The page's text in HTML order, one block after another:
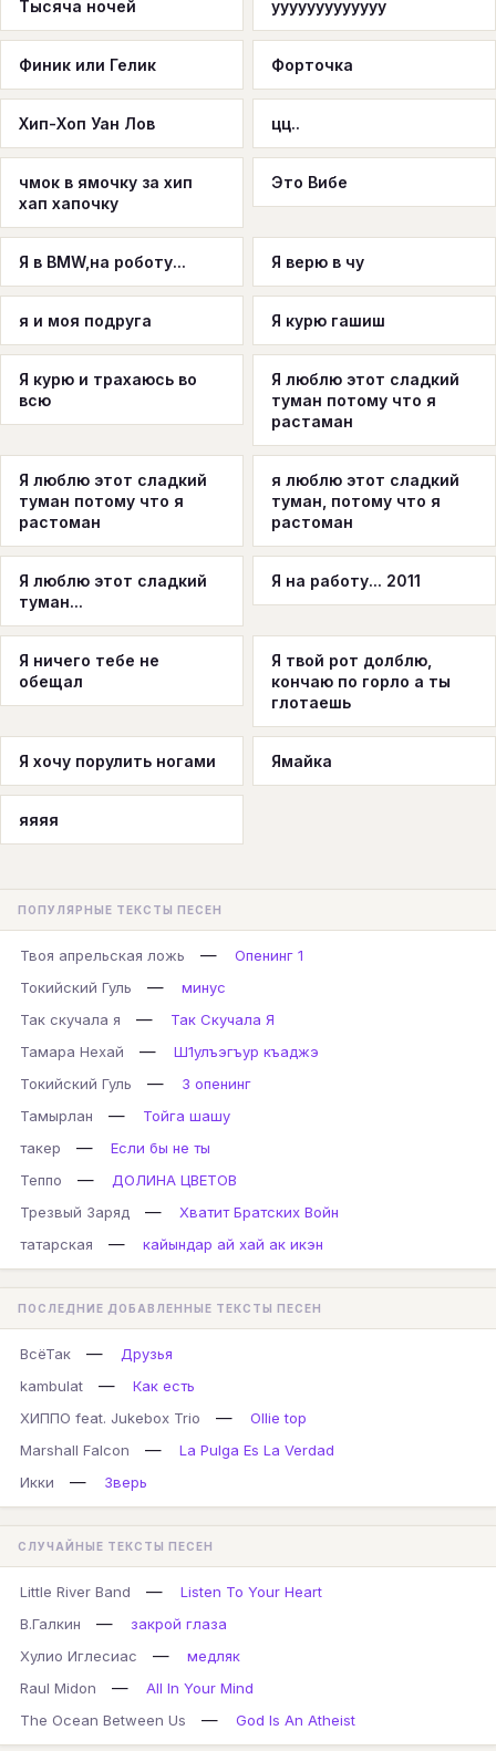
Тысяча ночей ууууууууууууу
Финик или Гелик Форточка
Хип-Хоп Уан Лов цц..
чмок в ямочку за хип
хап хапочку
Это Вибе
Я в BMW,на роботу... Я верю в чу
я и моя подруга Я курю гашиш
Я курю и трахаюсь во
всю
Я люблю этот сладкий
туман потому что я
растаман
Я люблю этот сладкий
туман потому что я
растоман
я люблю этот сладкий
туман, потому что я
растоман
Я люблю этот сладкий
туман...
Я на работу... 2011
Я ничего тебе не
обещал
Я твой рот долблю,
кончаю по горло а ты
глотаешь
Я хочу порулить ногами Ямайка
яяяя
ПОПУЛЯРНЫЕ ТЕКСТЫ ПЕСЕН
Твоя апрельская ложь —
Опенинг 1
Токийский Гуль
—
минус
Так скучала я
—
Так Скучала Я
Тамара Нехай
—
Ш1улъэгъур къаджэ
Токийский Гуль
—
3 опенинг
Тамырлан
—
Тойга шашу
такер
—
Если бы не ты
Теппо
—
ДОЛИНА ЦВЕТОВ
Трезвый Заряд
—
Хватит Братских Войн
татарская
— кайындар ай хай ак икэн
ПОСЛЕДНИЕ ДОБАВЛЕННЫЕ ТЕКСТЫ ПЕСЕН
ВсёТак —
Друзья
kambulat
—
Как есть
ХИППО feat. Jukebox Trio
—
Ollie top
Marshall Falcon
—
La Pulga Es La Verdad
Икки
— Зверь
СЛУЧАЙНЫЕ ТЕКСТЫ ПЕСЕН
Little River Band —
Listen To Your Heart
В.Галкин
—
закрой глаза
Хулио Иглесиас
—
медляк
Raul Midon
—
All In Your Mind
The Ocean Between Us
— God Is An Atheist